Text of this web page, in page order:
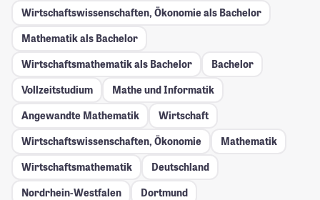
Wirtschaftswissenschaften, Ökonomie als Bachelor
Mathematik als Bachelor
Wirtschaftsmathematik als Bachelor
Bachelor
Vollzeitstudium
Mathe und Informatik
Angewandte Mathematik
Wirtschaft
Wirtschaftswissenschaften, Ökonomie
Mathematik
Wirtschaftsmathematik
Deutschland
Nordrhein-Westfalen
Dortmund